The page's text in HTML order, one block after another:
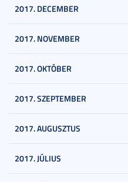
2017. DECEMBER
2017. NOVEMBER
2017. OKTÓBER
2017. SZEPTEMBER
2017. AUGUSZTUS
2017. JÚLIUS